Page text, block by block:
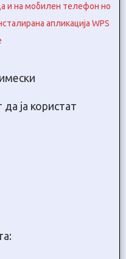
и на мобилен телефон но
апликација WPS
ја користат